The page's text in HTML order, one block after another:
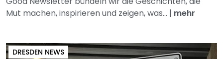
Mut machen, inspirieren und zeigen, was... | mehr
DRESDEN NEWS